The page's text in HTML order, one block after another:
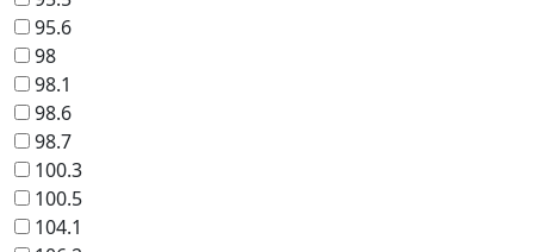
95.6
98
98.1
98.6
98.7
100.3
100.5
104.1